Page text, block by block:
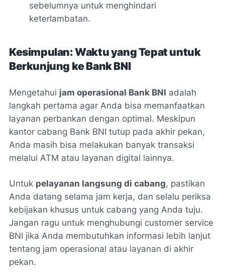
sebelumnya untuk menghindari
keterlambatan.
Kesimpulan: Waktu yang Tepat untuk
Berkunjung ke Bank BNI
Mengetahui jam operasional Bank BNI adalah
langkah pertama agar Anda bisa memanfaatkan
layanan perbankan dengan optimal. Meskipun
kantor cabang Bank BNI tutup pada akhir pekan,
Anda masih bisa melakukan banyak transaksi
melalui ATM atau layanan digital lainnya.
Untuk pelayanan langsung di cabang, pastikan
Anda datang selama jam kerja, dan selalu periksa
kebijakan khusus untuk cabang yang Anda tuju.
Jangan ragu untuk menghubungi customer service
BNI jika Anda membutuhkan informasi lebih lanjut
tentang jam operasional atau layanan di akhir
pekan.